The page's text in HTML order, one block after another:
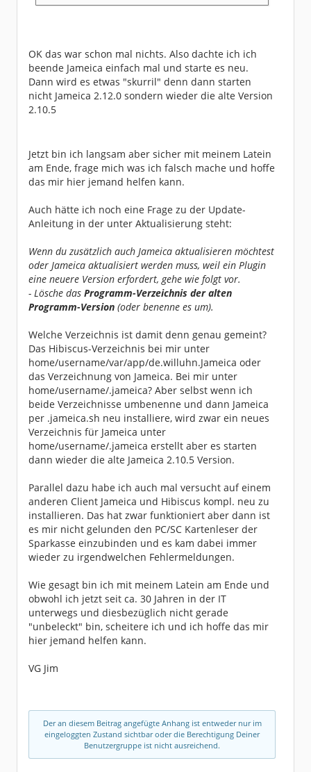
OK das war schon mal nichts. Also dachte ich ich
beende Jameica einfach mal und starte es neu.
Dann wird es etwas "skurril" denn dann starten
nicht Jameica 2.12.0 sondern wieder die alte Version
2.10.5
Jetzt bin ich langsam aber sicher mit meinem Latein
am Ende, frage mich was ich falsch mache und hoffe
das mir hier jemand helfen kann.
Auch hätte ich noch eine Frage zu der Update-
Anleitung in der unter Aktualisierung steht:
Wenn du zusätzlich auch Jameica aktualisieren möchtest
oder Jameica aktualisiert werden muss, weil ein Plugin
eine neuere Version erfordert, gehe wie folgt vor.
- Lösche das Programm-Verzeichnis der alten
Programm-Version (oder benenne es um).
Welche Verzeichnis ist damit denn genau gemeint?
Das Hibiscus-Verzeichnis bei mir unter
home/username/var/app/de.willuhn.Jameica oder
das Verzeichnung von Jameica. Bei mir unter
home/username/.jameica? Aber selbst wenn ich
beide Verzeichnisse umbenenne und dann Jameica
per .jameica.sh neu installiere, wird zwar ein neues
Verzeichnis für Jameica unter
home/username/.jameica erstellt aber es starten
dann wieder die alte Jameica 2.10.5 Version.
Parallel dazu habe ich auch mal versucht auf einem
anderen Client Jameica und Hibiscus kompl. neu zu
installieren. Das hat zwar funktioniert aber dann ist
es mir nicht gelunden den PC/SC Kartenleser der
Sparkasse einzubinden und es kam dabei immer
wieder zu irgendwelchen Fehlermeldungen.
Wie gesagt bin ich mit meinem Latein am Ende und
obwohl ich jetzt seit ca. 30 Jahren in der IT
unterwegs und diesbezüglich nicht gerade
"unbeleckt" bin, scheitere ich und ich hoffe das mir
hier jemand helfen kann.
VG Jim
Der an diesem Beitrag angefügte Anhang ist entweder nur im
eingeloggten Zustand sichtbar oder die Berechtigung Deiner
Benutzergruppe ist nicht ausreichend.